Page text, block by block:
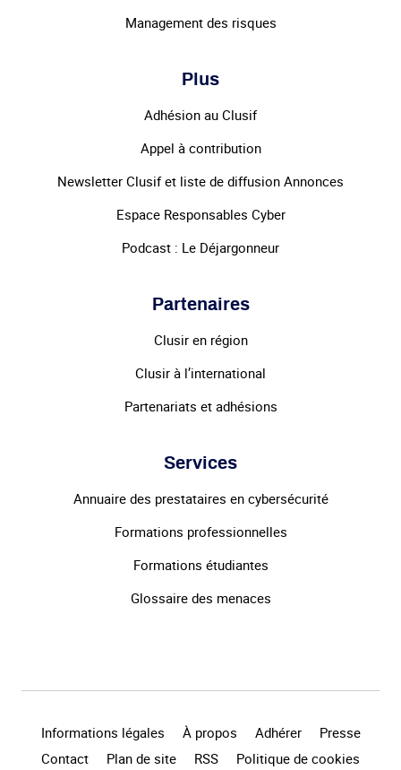
Management des risques
Plus
Adhésion au Clusif
Appel à contribution
Newsletter Clusif et liste de diffusion Annonces
Espace Responsables Cyber
Podcast : Le Déjargonneur
Partenaires
Clusir en région
Clusir à l’international
Partenariats et adhésions
Services
Annuaire des prestataires en cybersécurité
Formations professionnelles
Formations étudiantes
Glossaire des menaces
Informations légales À propos Adhérer
Presse
Contact
Plan de site RSS Politique de cookies